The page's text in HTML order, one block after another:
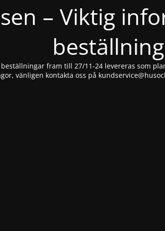
– Viktig
beställning
fram till 27/11-24 levereras som
vänligen kontakta oss på